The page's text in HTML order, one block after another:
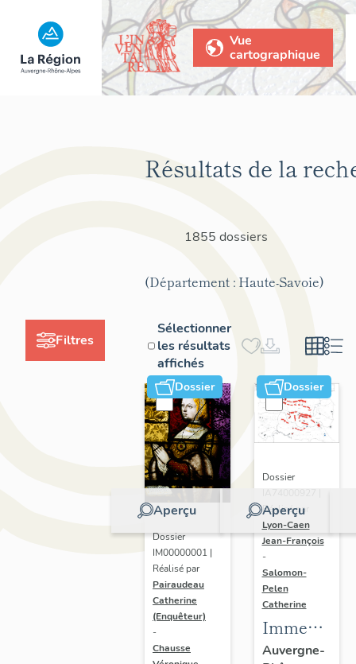
Vue
cartographique
Filtres
Résultats de la
1855 dossiers
(Département : Haute-Savoie)
Sélectionner
les résultats
affichés
Dossier
Aperçu
Dossier
IM00000001 |
Réalisé par
Pairaudeau
Catherine
(Enquêteur)
-
Chausse
Dossier
Aperçu
Dossier
Réalisé par
Lyon-Caen
Jean-François
-
Salomon-
Pelen
Catherine
Immeubles,
hôtels de
Auvergne-